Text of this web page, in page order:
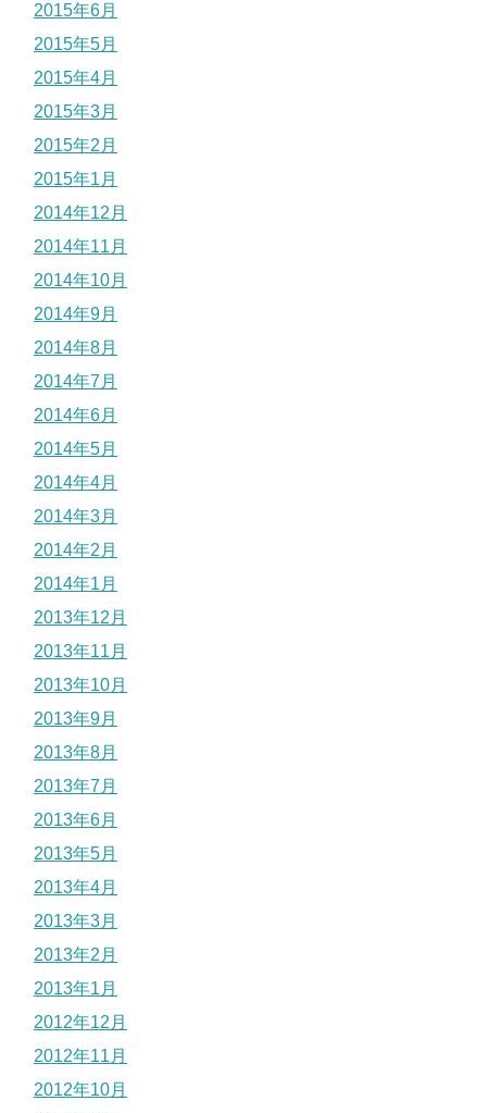
2015年6月
2015年5月
2015年4月
2015年3月
2015年2月
2015年1月
2014年12月
2014年11月
2014年10月
2014年9月
2014年8月
2014年7月
2014年6月
2014年5月
2014年4月
2014年3月
2014年2月
2014年1月
2013年12月
2013年11月
2013年10月
2013年9月
2013年8月
2013年7月
2013年6月
2013年5月
2013年4月
2013年3月
2013年2月
2013年1月
2012年12月
2012年11月
2012年10月